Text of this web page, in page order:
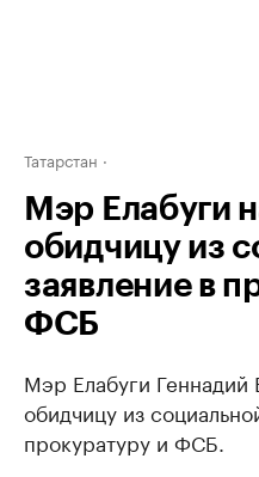
Татарстан
Мэр Елабуги
обидчицу из
заявление в
ФСБ
Мэр Елабуги Геннадий
обидчицу из
прокуратуру и ФСБ.